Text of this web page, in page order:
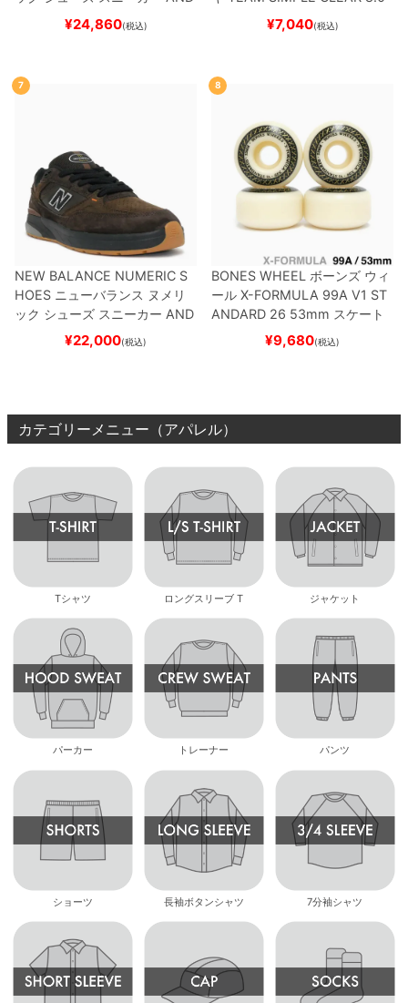
REW REYNOLDS 933
BLACK/NAVYスケートボ
¥24,860(税込)
ブランク（DSM）
ード スケボー
¥7,040(税込)
7
NEW BALANCE NUMERIC S
HOES ニューバランス ヌメリ
ック シューズ スニーカー AND
REW REYNOLDS 933
BROWN/BLACK
スケート
¥22,000(税込)
8
BONES WHEEL ボーンズ ウィ
ール X-FORMULA 99A V1 ST
ANDARD 26 53mm スケート
ボード スケボー
¥9,680(税込)
カテゴリーメニュー（アパレル）
Tシャツ ロングスリーブ T ジャケット
パーカー トレーナー パンツ
ショーツ 長袖ボタンシャツ 7分袖シャツ